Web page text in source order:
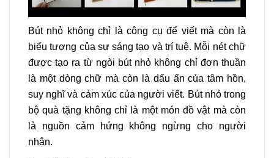
Bút nhỏ không chỉ là công cụ để viết mà còn là
biểu tượng của sự sáng tạo và trí tuệ. Mỗi nét chữ
được tạo ra từ ngòi bút nhỏ không chỉ đơn thuần
là một dòng chữ mà còn là dấu ấn của tâm hồn,
suy nghĩ và cảm xúc của người viết. Bút nhỏ trong
bộ quà tặng không chỉ là một món đồ vật mà còn
là nguồn cảm hứng không ngừng cho người
nhận.